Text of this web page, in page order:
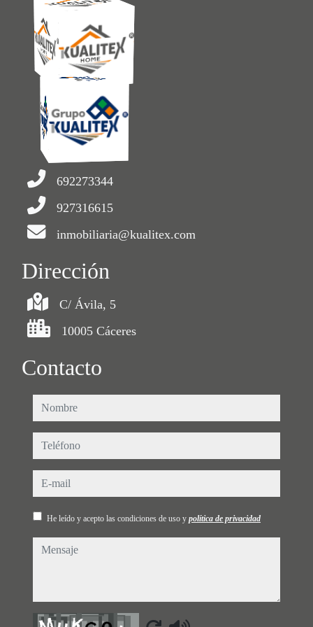
692273344
927316615
inmobiliaria@kualitex.com
Dirección
C/ Ávila, 5
10005 Cáceres
Contacto
nombre
teléfono
e-mail
He leído y acepto las condiciones de uso y política de privacidad
mensaje
Captcha